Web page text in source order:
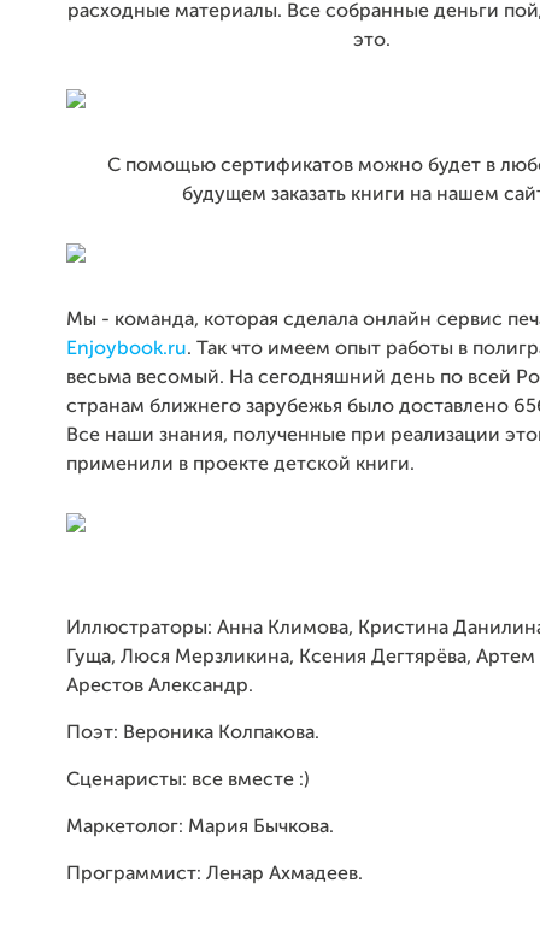
расходные материалы. Все собранные деньги
это.
С помощью сертификатов можно будет в
будущем заказать книги на нашем
Мы - команда, которая сделала онлайн сервис
Enjoybook.ru. Так что имеем опыт работы в
весьма весомый. На сегодняшний день по всей
странам ближнего зарубежья было доставлено
Все наши знания, полученные при реализации
применили в проекте детской книги.
Иллюстраторы: Анна Климова, Кристина
Гуща, Люся Мерзликина, Ксения Дегтярёва,
Арестов Александр.
Поэт: Вероника Колпакова.
Сценаристы: все вместе :)
Маркетолог: Мария Бычкова.
Программист: Ленар Ахмадеев.